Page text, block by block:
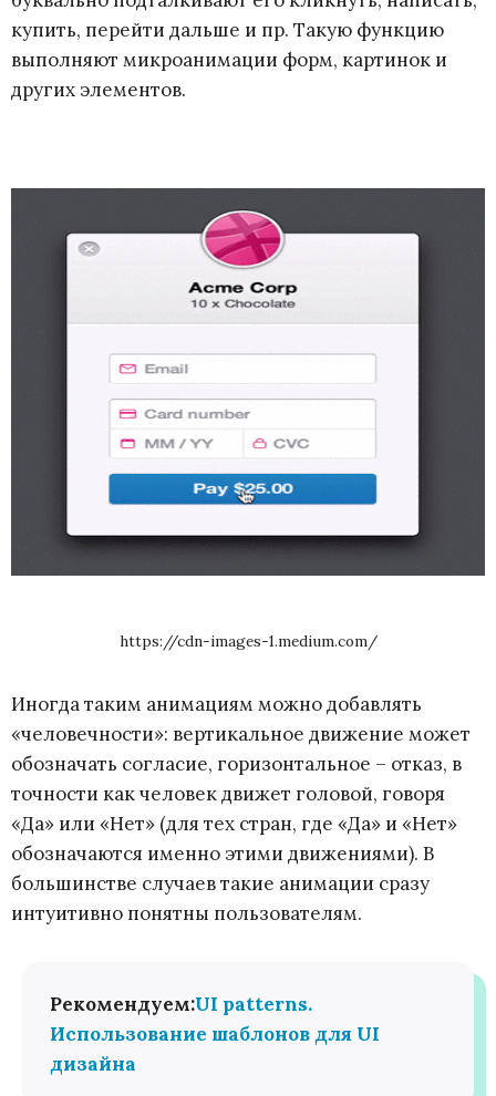
купить, перейти дальше и пр. Такую функцию
выполняют микроанимации форм, картинок и
других элементов.
https://cdn-images-1.medium.com/
Иногда таким анимациям можно добавлять
«человечности»: вертикальное движение может
обозначать согласие, горизонтальное – отказ, в
точности как человек движет головой, говоря
«Да» или «Нет» (для тех стран, где «Да» и «Нет»
обозначаются именно этими движениями). В
большинстве случаев такие анимации сразу
интуитивно понятны пользователям.
Рекомендуем:UI patterns.
Использование шаблонов для UI
дизайна